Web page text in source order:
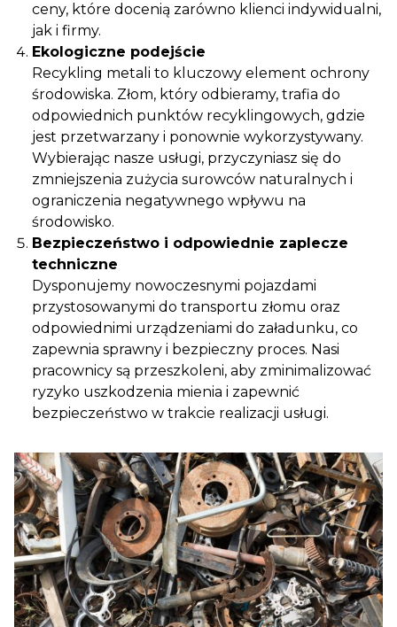
ceny, które docenią zarówno klienci indywidualni,
jak i firmy.
Ekologiczne podejście
Recykling metali to kluczowy element ochrony
środowiska. Złom, który odbieramy, trafia do
odpowiednich punktów recyklingowych, gdzie
jest przetwarzany i ponownie wykorzystywany.
Wybierając nasze usługi, przyczyniasz się do
zmniejszenia zużycia surowców naturalnych i
ograniczenia negatywnego wpływu na
środowisko.
Bezpieczeństwo i odpowiednie zaplecze
techniczne
Dysponujemy nowoczesnymi pojazdami
przystosowanymi do transportu złomu oraz
odpowiednimi urządzeniami do załadunku, co
zapewnia sprawny i bezpieczny proces. Nasi
pracownicy są przeszkoleni, aby zminimalizować
ryzyko uszkodzenia mienia i zapewnić
bezpieczeństwo w trakcie realizacji usługi.